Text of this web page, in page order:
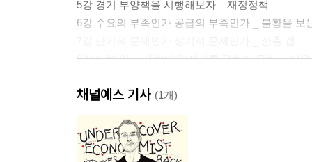
5강 경기 부양책을 시행해보자 _ 재정정책
6강 수요의 부족인가 공급의 부족인가 _ 불황을 보
8강 능력 있는 사람이 일자리를 구하지 못하는 이
10강 경제위기는 어떻게 알아챌 수 있나 _ 거시경
11강 GNP가 올라야 지지율도 오르는데 _ GNP 숭
12강 해피노믹스, 결국 행복해지는 게 목표가 아닌
13강 영원히 성장할 수 있을까 _ 지속가능성의 문제
채널예스 기사 (1개)